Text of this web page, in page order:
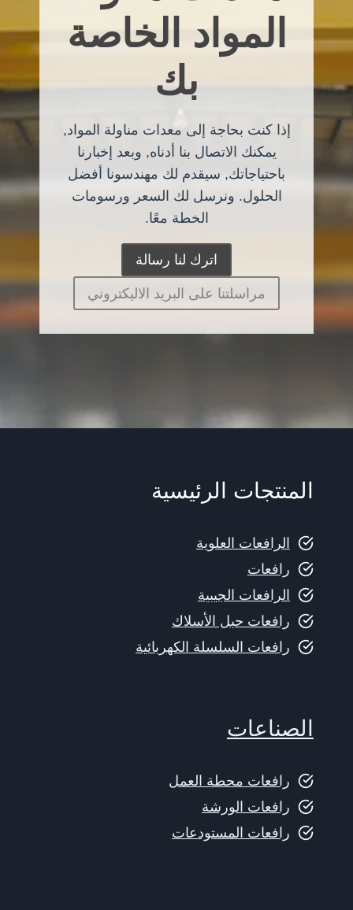
المواد الخاصة
بك
إذا كنت بحاجة إلى معدات مناولة المواد,
يمكنك الاتصال بنا أدناه, وبعد إخبارنا
باحتياجاتك, سيقدم لك مهندسونا أفضل
الحلول. ونرسل لك السعر ورسومات
الخطة معًا.
اترك لنا رسالة
مراسلتنا على البريد الاليكتروني
المنتجات الرئيسية
الرافعات العلوية
رافعات
الرافعات الجيبية
رافعات حبل الأسلاك
رافعات السلسلة الكهربائية
الصناعات
رافعات محطة العمل
رافعات الورشة
رافعات المستودعات